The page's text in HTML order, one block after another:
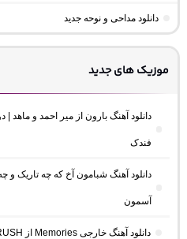
دانلود مداحی و نوحه جدید
موزیک های جدید
دانلود آهنگ بارون از میر احمد و ماهد |
فندک
دانلود آهنگ شبامون آخ که چه تاریک
آسمون
دانلود آهنگ خارجی Memories از DUORUSH “هوش مصنوعی ترند اینستا”